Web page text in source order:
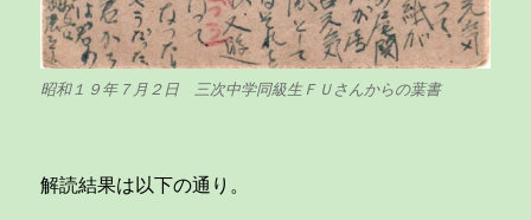
昭和１９年７月２日 三次中学同級生ＦＵさんからの葉書
解読結果は以下の通り。